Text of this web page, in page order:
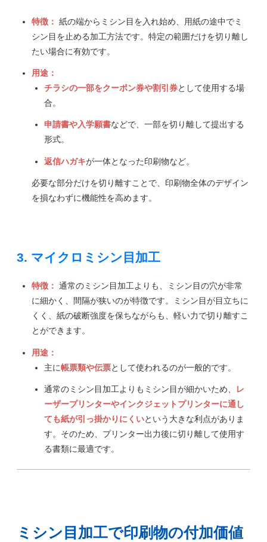
特徴： 紙の端からミシン目を入れ始め、用紙の途中でミ
シン目を止める加工方法です。特定の範囲だけを切り離し
たい場合に有効です。
用途：
チラシの一部をクーポン券や割引券として使用する場
合。
申請書や入学願書などで、一部を切り離して提出する
形式。
返信ハガキが一体となった印刷物など。
必要な部分だけを切り離すことで、印刷物全体のデザイン
を損なわずに機能性を高めます。
3. マイクロミシン目加工
特徴： 通常のミシン目加工よりも、ミシン目の穴が非常
に細かく、間隔が狭いのが特徴です。ミシン目が目立ちに
くく、紙の破断強度を保ちながらも、軽い力で切り離すこ
とができます。
用途：
主に帳票類や伝票として使われるのが一般的です。
通常のミシン目加工よりもミシン目が細かいため、
レ
ーザープリンターやインクジェットプリンターに通し
ても紙が引っ掛かりにくいという大きな利点がありま
す。そのため、プリンター出力後に切り離して使用す
る書類に最適です。
ミシン目加工で印刷物の付加価値